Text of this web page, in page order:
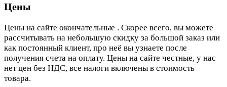
Цены
Цены на сайте окончательные . Скорее всего, вы можете
рассчитывать на небольшую скидку за большой заказ или
как постоянный клиент, про неё вы узнаете после
получения счета на оплату. Цены на сайте честные, у нас
нет цен без НДС, все налоги включены в стоимость
товара.